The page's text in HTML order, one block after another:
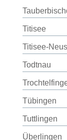
Titisee
Titisee-
Todtnau
Tübingen
Tuttlingen
Überlingen